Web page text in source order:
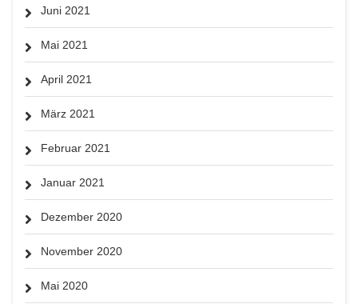
Juni 2021
Mai 2021
April 2021
März 2021
Februar 2021
Januar 2021
Dezember 2020
November 2020
Mai 2020